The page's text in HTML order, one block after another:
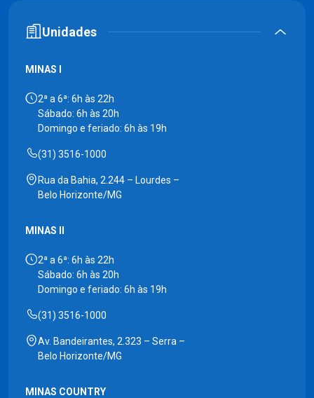
Unidades
MINAS I
2ª a 6ª: 6h às 22h
Sábado: 6h às 20h
Domingo e feriado: 6h às 19h
(31) 3516-1000
Rua da Bahia, 2.244 – Lourdes –
Belo Horizonte/MG
MINAS II
2ª a 6ª: 6h às 22h
Sábado: 6h às 20h
Domingo e feriado: 6h às 19h
(31) 3516-1000
Av. Bandeirantes, 2.323 – Serra –
Belo Horizonte/MG
MINAS COUNTRY